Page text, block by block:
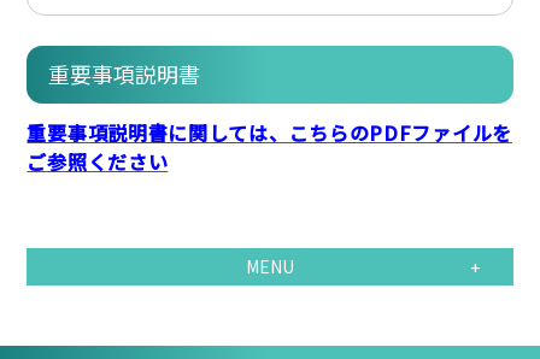
重要事項説明書
重要事項説明書に関しては、こちらのPDFファイルを
ご参照ください
MENU